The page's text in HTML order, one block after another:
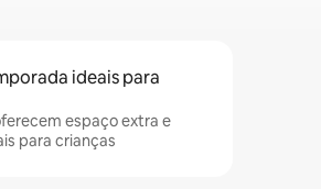
ideais para
espaço extra e
para crianças